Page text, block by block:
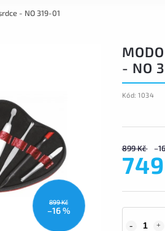
- NO 319-01
899 Kč
–16 %
- NO
Kód: 1034
899 Kč